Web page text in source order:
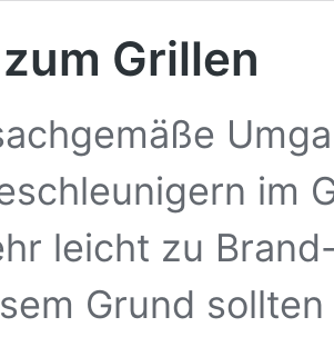
Grillen
im
leicht zu
Grund